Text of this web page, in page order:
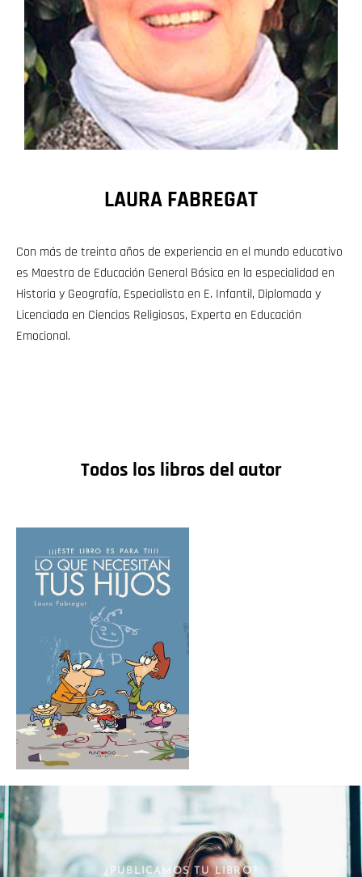
LAURA FABREGAT
Con más de treinta años de experiencia en el mundo educativo
es Maestra de Educación General Básica en la especialidad en
Historia y Geografía, Especialista en E. Infantil, Diplomada y
Licenciada en Ciencias Religiosas, Experta en Educación
Emocional.
Todos los libros del autor
¿PUBLICAMOS TU LIBRO?